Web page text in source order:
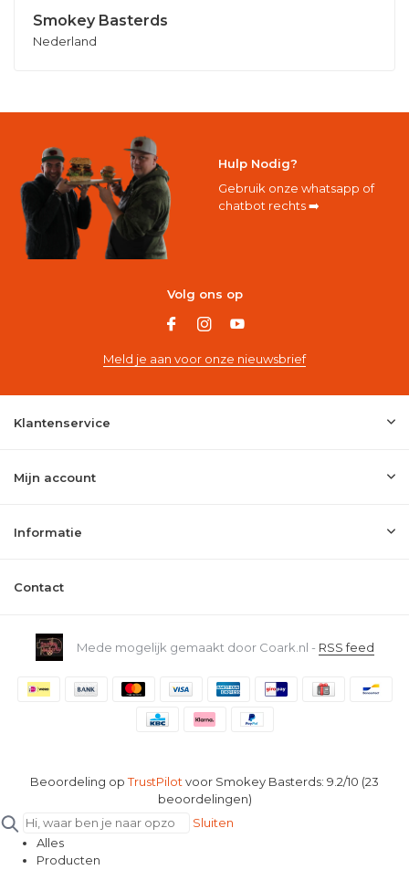
Smokey Basterds
Nederland
Hulp Nodig?
Gebruik onze whatsapp of
chatbot rechts ➡️
Volg ons op
Meld je aan voor onze nieuwsbrief
Klantenservice
Mijn account
Informatie
Contact
Mede mogelijk gemaakt door Coark.nl - RSS feed
Beoordeling opTrustPilot voor Smokey Basterds: 9.2/10 (23
beoordelingen)
Sluiten
Alles
Producten